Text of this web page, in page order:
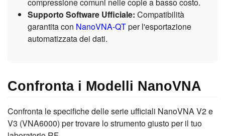
Supporto Software Ufficiale: Compatibilità
garantita con NanoVNA-QTper l'esportazione
automatizzata dei dati.
Confronta i Modelli NanoVNA
Confronta le specifiche delle serie ufficiali NanoVNA V2 e
V3 (VNA6000) per trovare lo strumento giusto per il tuo